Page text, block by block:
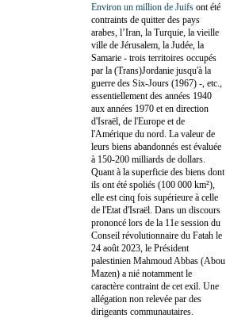
Environ un million de Juifs ont été
contraints de quitter des pays
arabes, l’Iran, la Turquie, la vieille
ville de Jérusalem, la Judée, la
Samarie - trois territoires occupés
par la (Trans)Jordanie jusqu'à la
guerre des Six-Jours (1967) -, etc.,
essentiellement des années 1940
aux années 1970 et en direction
d'Israël, de l'Europe et de
l'Amérique du nord. La valeur de
leurs biens abandonnés est évaluée
à 150-200 milliards de dollars.
Quant à la superficie des biens dont
ils ont été spoliés (100 000 km²),
elle est cinq fois supérieure à celle
de l'Etat d'Israël. Dans un discours
prononcé lors de la 11e session du
Conseil révolutionnaire du Fatah le
24 août 2023, le Président
palestinien Mahmoud Abbas (Abou
Mazen) a nié notamment le
caractère contraint de cet exil. Une
allégation non relevée par des
dirigeants communautaires.